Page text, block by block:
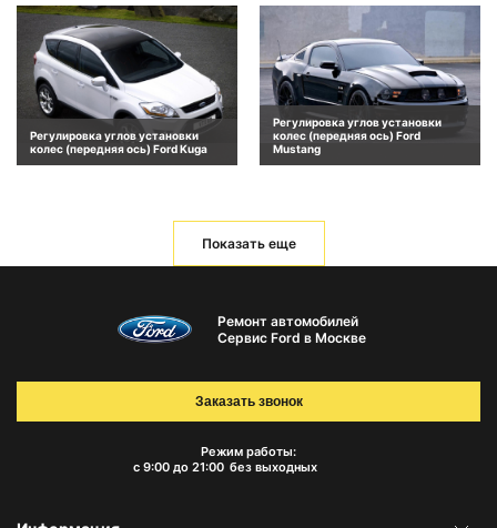
Регулировка углов установки
колес (передняя ось) Ford Kuga
Регулировка углов установки
колес (передняя ось) Ford
Mustang
Показать еще
Ремонт автомобилей
Сервис Ford в Москве
Режим работы:
с 9:00 до 21:00 без выходных
Заказать звонок